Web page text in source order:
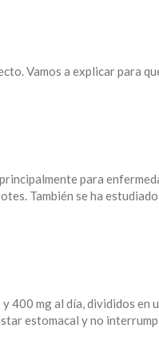
Vamos a explicar para
para
También se ha
mg al día, divididos en
estomacal y no